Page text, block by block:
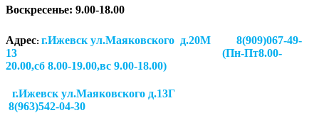
Воскресенье: 9.00-18.00
Адрес: г.Ижевск ул.Маяковского д.20М 8(909)067-49-
13 (Пн-Пт8.00-
20.00,сб 8.00-19.00,вс 9.00-18.00)
г.Ижевск ул.Маяковского д.13Г
8(963)542-04-30